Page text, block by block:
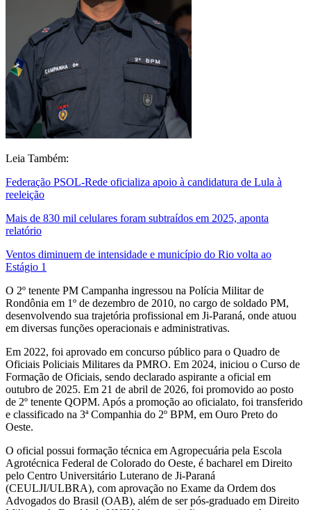
Leia Também:
Federação PSOL-Rede oficializa apoio à candidatura de Lula à
reeleição
Mais de 830 mil celulares foram subtraídos em 2025, aponta
relatório
Ventos diminuem de intensidade e município do Rio volta ao
Estágio 1
O 2º tenente PM Campanha ingressou na Polícia Militar de
Rondônia em 1º de dezembro de 2010, no cargo de soldado PM,
desenvolvendo sua trajetória profissional em Ji-Paraná, onde atuou
em diversas funções operacionais e administrativas.
Em 2022, foi aprovado em concurso público para o Quadro de
Oficiais Policiais Militares da PMRO. Em 2024, iniciou o Curso de
Formação de Oficiais, sendo declarado aspirante a oficial em
outubro de 2025. Em 21 de abril de 2026, foi promovido ao posto
de 2º tenente QOPM. Após a promoção ao oficialato, foi transferido
e classificado na 3ª Companhia do 2º BPM, em Ouro Preto do
Oeste.
O oficial possui formação técnica em Agropecuária pela Escola
Agrotécnica Federal de Colorado do Oeste, é bacharel em Direito
pelo Centro Universitário Luterano de Ji-Paraná
(CEULJI/ULBRA), com aprovação no Exame da Ordem dos
Advogados do Brasil (OAB), além de ser pós-graduado em Direito